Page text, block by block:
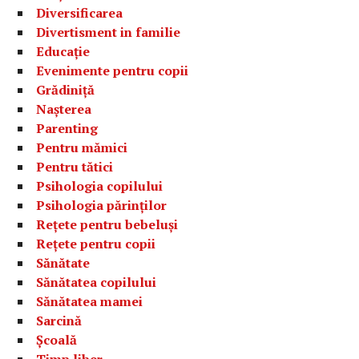
Diversificarea
Divertisment in familie
Educație
Evenimente pentru copii
Grădiniță
Nașterea
Parenting
Pentru mămici
Pentru tătici
Psihologia copilului
Psihologia părinților
Rețete pentru bebeluși
Rețete pentru copii
Sănătate
Sănătatea copilului
Sănătatea mamei
Sarcină
Școală